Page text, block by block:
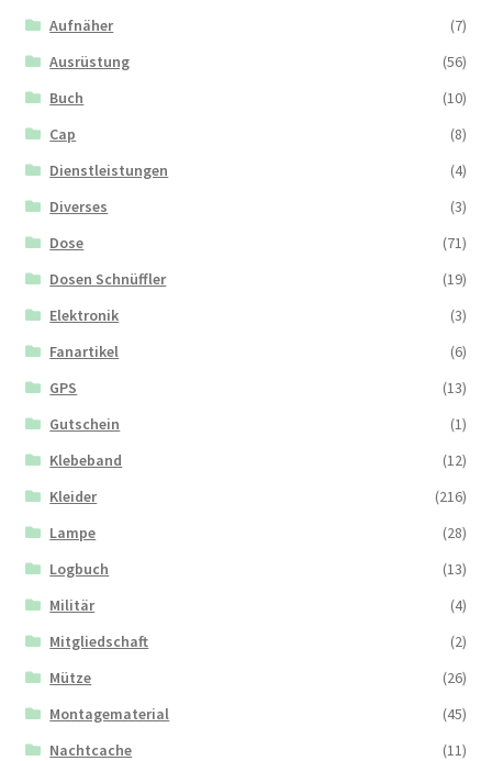
Aufnäher
(7)
Ausrüstung
(56)
Buch
(10)
Cap
(8)
Dienstleistungen
(4)
Diverses
(3)
Dose
(71)
Dosen Schnüffler
(19)
Elektronik
(3)
Fanartikel
(6)
GPS
(13)
Gutschein
(1)
Klebeband
(12)
Kleider
(216)
Lampe
(28)
Logbuch
(13)
Militär
(4)
Mitgliedschaft
(2)
Mütze
(26)
Montagematerial
(45)
Nachtcache
(11)